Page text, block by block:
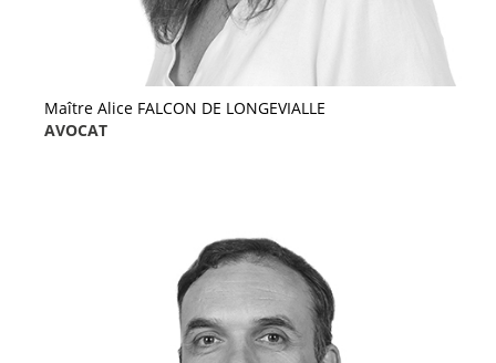
Maître Alice FALCON DE LONGEVIALLE
AVOCAT